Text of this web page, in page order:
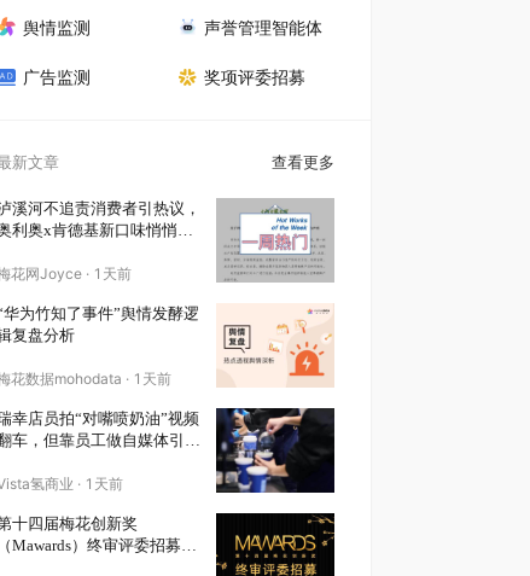
舆情监测 声誉管理智能体
广告监测 奖项评委招募
新文章 查看更多
溪河不追责消费者引热议，
利奥x肯德基新口味悄悄上
花网Joyce· 1天前
华为竹知了事件”舆情发酵逻
复盘分析
花数据mohodata · 1天前
幸店员拍“对嘴喷奶油”视频
车，但靠员工做自媒体引流
氢商业 · 1天前
十四届梅花创新奖
（Mawards）终审评委招募正